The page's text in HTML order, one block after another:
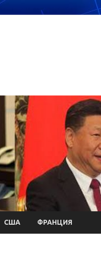
США ФРАНЦИЯ